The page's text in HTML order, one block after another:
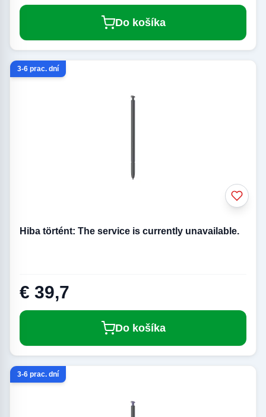
Do košíka
3-6 prac. dní
Hiba történt: The service is currently unavailable.
€ 39,7
Do košíka
3-6 prac. dní